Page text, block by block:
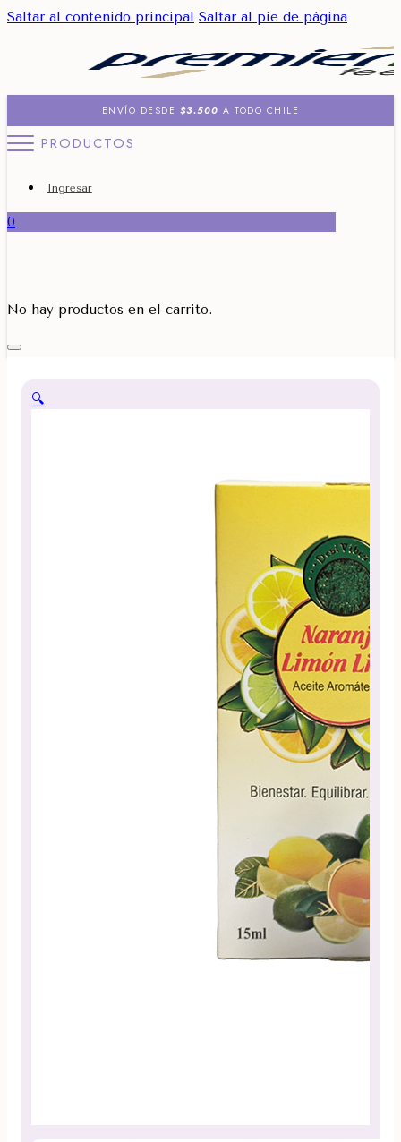
Saltar al contenido principal Saltar al pie de página
ENVÍO DESDE $3.500 A TODO CHILE
PRODUCTOS
Ingresar
0
No hay productos en el carrito.
🔍